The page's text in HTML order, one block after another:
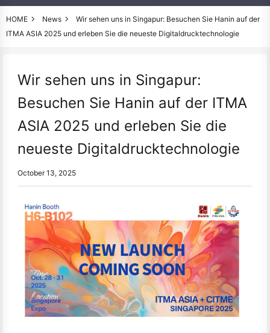
HOME News
Wir sehen uns in Singapur: Besuchen Sie Hanin auf der
ITMA ASIA 2025 und erleben Sie die neueste Digitaldrucktechnologie
Wir sehen uns in Singapur:
Besuchen Sie Hanin auf der ITMA
ASIA 2025 und erleben Sie die
neueste Digitaldrucktechnologie
October 13, 2025